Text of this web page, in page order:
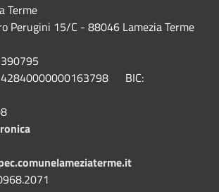
Terme
Perugini 15/C - 88046 Lamezia Terme
BIC: